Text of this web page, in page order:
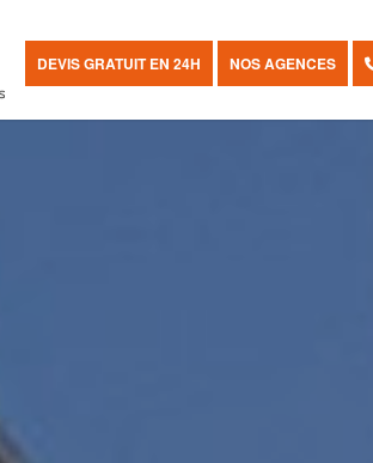
DEVIS GRATUIT EN 24H NOS AGENCES